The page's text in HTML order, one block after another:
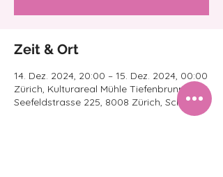
Zeit & Ort
14. Dez. 2024, 20:00 – 15. Dez. 2024, 00:00
Zürich, Kulturareal Mühle Tiefenbrunnen,
Seefeldstrasse 225, 8008 Zürich, Schweiz